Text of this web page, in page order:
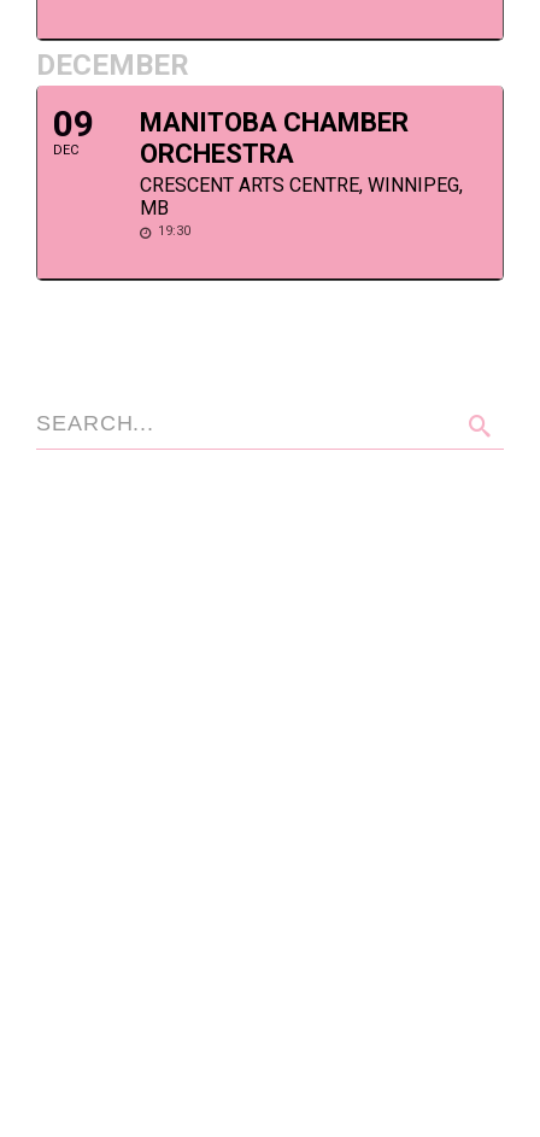
DECEMBER
09
DEC
MANITOBA CHAMBER
ORCHESTRA
CRESCENT ARTS CENTRE, WINNIPEG,
MB
19:30